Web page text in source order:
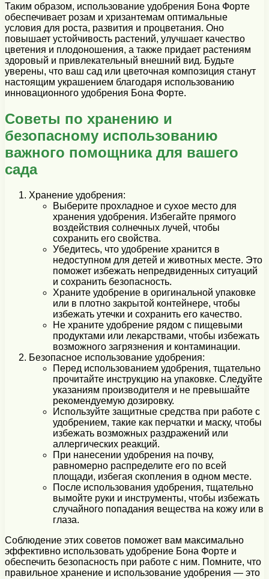
Таким образом, использование удобрения Бона Форте
обеспечивает розам и хризантемам оптимальные
условия для роста, развития и процветания. Оно
повышает устойчивость растений, улучшает качество
цветения и плодоношения, а также придает растениям
здоровый и привлекательный внешний вид. Будьте
уверены, что ваш сад или цветочная композиция станут
настоящим украшением благодаря использованию
инновационного удобрения Бона Форте.
Советы по хранению и
безопасному использованию
важного помощника для вашего
сада
Хранение удобрения:
Выберите прохладное и сухое место для
хранения удобрения. Избегайте прямого
воздействия солнечных лучей, чтобы
сохранить его свойства.
Убедитесь, что удобрение хранится в
недоступном для детей и животных месте. Это
поможет избежать непредвиденных ситуаций
и сохранить безопасность.
Храните удобрение в оригинальной упаковке
или в плотно закрытой контейнере, чтобы
избежать утечки и сохранить его качество.
Не храните удобрение рядом с пищевыми
продуктами или лекарствами, чтобы избежать
возможного загрязнения и контаминации.
Безопасное использование удобрения:
Перед использованием удобрения, тщательно
прочитайте инструкцию на упаковке. Следуйте
указаниям производителя и не превышайте
рекомендуемую дозировку.
Используйте защитные средства при работе с
удобрением, такие как перчатки и маску, чтобы
избежать возможных раздражений или
аллергических реакций.
При нанесении удобрения на почву,
равномерно распределите его по всей
площади, избегая скопления в одном месте.
После использования удобрения, тщательно
вымойте руки и инструменты, чтобы избежать
случайного попадания вещества на кожу или в
глаза.
Соблюдение этих советов поможет вам максимально
эффективно использовать удобрение Бона Форте и
обеспечить безопасность при работе с ним. Помните, что
правильное хранение и использование удобрения — это